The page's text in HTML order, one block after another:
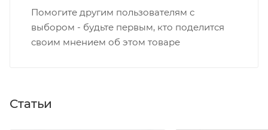
Помогите другим пользователям с
выбором - будьте первым, кто поделится
своим мнением об этом товаре
Статьи